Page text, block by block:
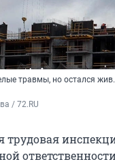
травмы, но остался
/ 72.RU
трудовая